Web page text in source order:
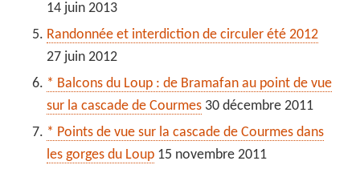
14 juin 2013
Randonnée et interdiction de circuler été 2012
27 juin 2012
* Balcons du Loup : de Bramafan au point de vue
sur la cascade de Courmes 30 décembre 2011
* Points de vue sur la cascade de Courmes dans
les gorges du Loup 15 novembre 2011